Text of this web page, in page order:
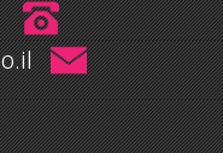
04-8234567